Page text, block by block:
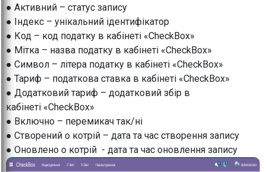
● Активний – статус запису
● Індекс – унікальний ідентифікатор
● Код – код податку в кабінеті «CheckBox»
● Мітка – назва податку в кабінеті «CheckBox»
● Символ – літера податку в кабінеті «CheckBox»
● Тариф – податкова ставка в кабінеті «CheckBox»
● Додатковий тариф – додатковий збір в
кабінеті «CheckBox»
● Включно – перемикач так/ні
● Створений о котрій – дата та час створення запису
● Оновлено о котрій - дата та час оновлення запису